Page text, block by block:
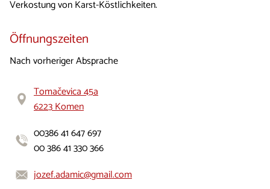
Verkostung von Karst-Köstlichkeiten.
Öffnungszeiten
Nach vorheriger Absprache
Tomačevica 45a
6223 Komen
00386 41 647 697
00 386 41 330 366
jozef.adamic@gmail.com